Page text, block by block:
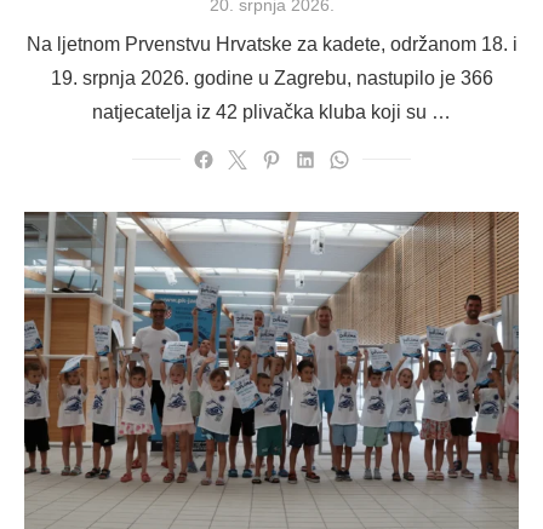
20. srpnja 2026.
Na ljetnom Prvenstvu Hrvatske za kadete, održanom 18. i
19. srpnja 2026. godine u Zagrebu, nastupilo je 366
natjecatelja iz 42 plivačka kluba koji su …